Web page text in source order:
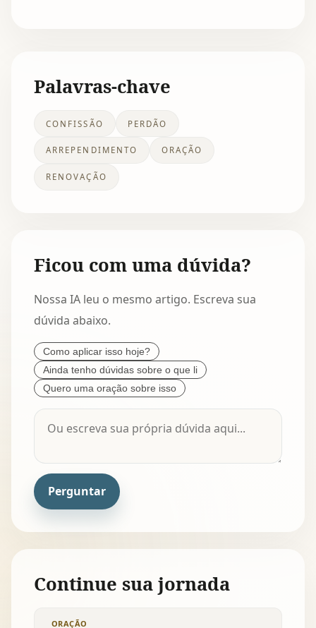
Palavras-chave
CONFISSÃO PERDÃO
ARREPENDIMENTO ORAÇÃO
RENOVAÇÃO
Ficou com uma dúvida?
Nossa IA leu o mesmo artigo. Escreva sua
dúvida abaixo.
Como aplicar isso hoje?
Ainda tenho dúvidas sobre o que li
Quero uma oração sobre isso
Perguntar
Continue sua jornada
ORAÇÃO